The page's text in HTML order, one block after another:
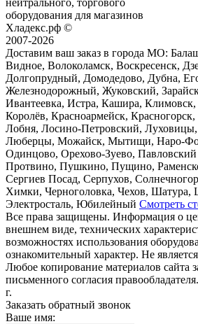
оборудования для магазинов
Хладекс.рф ©
2007-2026
Доставим ваш заказ в города МО:
Видное, Волоколамск, Воскресенск,
Долгопрудный, Домодедово, Дубна,
Железнодорожный, Жуковский,
Ивантеевка, Истра, Кашира,
Королёв, Красноармейск,
Лобня, Лосино-Петровский,
Люберцы, Можайск, Мытищи, Наро-
Одинцово, Орехово-Зуево,
Протвино, Пушкино, Пущино,
Сергиев Посад, Серпухов,
Химки, Черноголовка, Чехов, Шатура,
Электросталь, Юбилейный Смотреть
Все права защищены. Информация о
внешнем виде, технических
возможностях использования
ознакомительный характер. Не
Любое копирование материалов сайта
письменного согласия
г.
Заказать обратный звонок
Ваше имя: